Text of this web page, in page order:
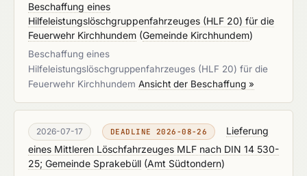
Beschaffung eines
Hilfeleistungslöschgruppenfahrzeuges (HLF 20) für die
Feuerwehr Kirchhundem (Gemeinde Kirchhundem)
Beschaffung eines
Hilfeleistungslöschgruppenfahrzeuges (HLF 20) für die
Feuerwehr Kirchhundem Ansicht der Beschaffung »
2026-07-17 DEADLINE 2026-08-26
Lieferung
eines Mittleren Löschfahrzeuges MLF nach DIN 14 530-
25; Gemeinde Sprakebüll (Amt Südtondern)